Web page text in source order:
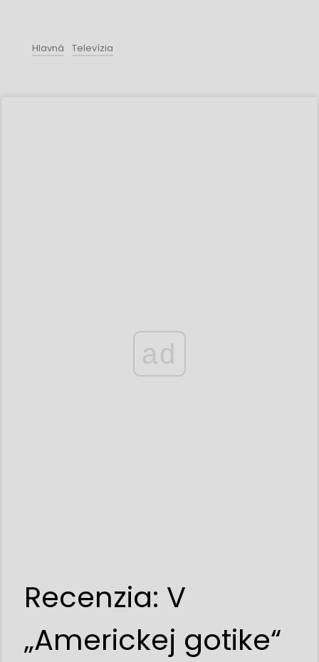
Hlavná Televízia
ad
Recenzia: V
„Americkej gotike“